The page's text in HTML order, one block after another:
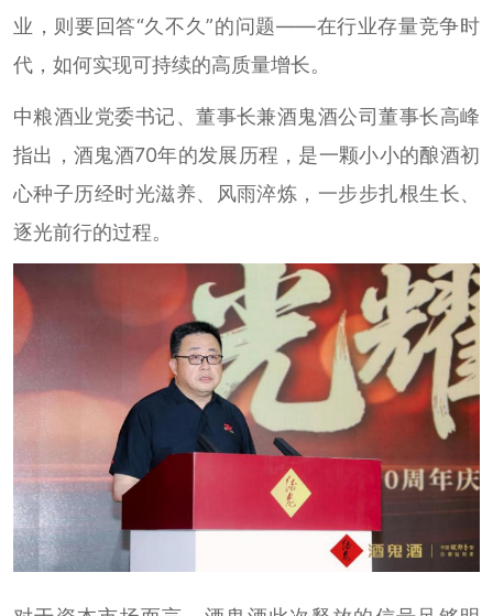
业，则要回答“久不久”的问题——在行业存量竞争时
代，如何实现可持续的高质量增长。
中粮酒业党委书记、董事长兼酒鬼酒公司董事长高峰
指出，酒鬼酒70年的发展历程，是一颗小小的酿酒初
心种子历经时光滋养、风雨淬炼，一步步扎根生长、
逐光前行的过程。